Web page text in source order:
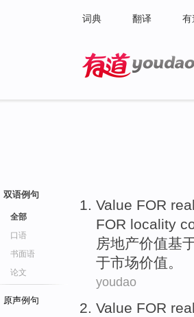
词典 翻译 有
双语例句
全部
口语
书面语
论文
原声例句
Value FOR
FOR locality
房地产价值基
于市场价值。
youdao
Value FOR